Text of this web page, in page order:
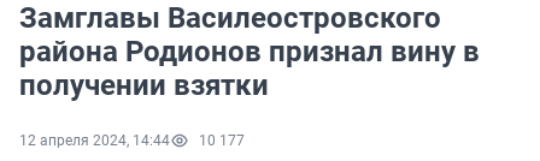
Замглавы Василеостровского
района Родионов признал вину в
получении взятки
12 апреля 2024, 14:44 10 177